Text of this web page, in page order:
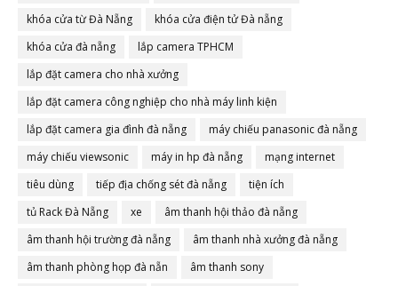
khóa cửa từ Đà Nẵng
khóa cửa điện tử Đà nẵng
khóa cửa đà nẵng
lắp camera TPHCM
lắp đặt camera cho nhà xưởng
lắp đặt camera công nghiệp cho nhà máy linh kiện
lắp đặt camera gia đình đà nẵng
máy chiếu panasonic đà nẵng
máy chiếu viewsonic
máy in hp đà nẵng
mạng internet
tiêu dùng
tiếp địa chống sét đà nẵng
tiện ích
tủ Rack Đà Nẵng
xe
âm thanh hội thảo đà nẵng
âm thanh hội trường đà nẵng
âm thanh nhà xưởng đà nẵng
âm thanh phòng họp đà nẵn
âm thanh sony